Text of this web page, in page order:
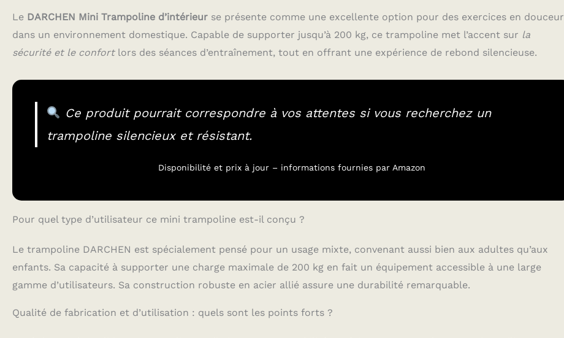
Le DARCHEN Mini Trampoline d’intérieur se présente comme une excellente option pour des exercices en douceur
dans un environnement domestique. Capable de supporter jusqu’à 200 kg, ce trampoline met l’accent sur la
sécurité et le confortlors des séances d’entraînement, tout en offrant une expérience de rebond silencieuse.
Ce produit pourrait correspondre à vos attentes si vous recherchez un
trampoline silencieux et résistant.
Disponibilité et prix à jour – informations fournies par Amazon
Pour quel type d’utilisateur ce mini trampoline est-il conçu ?
Le trampoline DARCHEN est spécialement pensé pour un usage mixte, convenant aussi bien aux adultes qu’aux
enfants. Sa capacité à supporter une charge maximale de 200 kg en fait un équipement accessible à une large
gamme d’utilisateurs. Sa construction robuste en acier allié assure une durabilité remarquable.
Qualité de fabrication et d’utilisation : quels sont les points forts ?